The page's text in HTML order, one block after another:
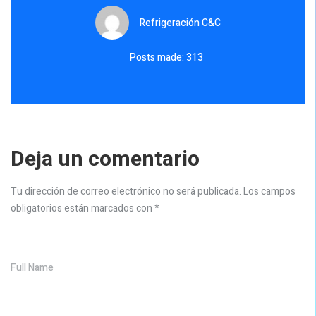
Refrigeración C&C
Posts made: 313
Deja un comentario
Tu dirección de correo electrónico no será publicada.Los campos
obligatorios están marcados con*
Full Name